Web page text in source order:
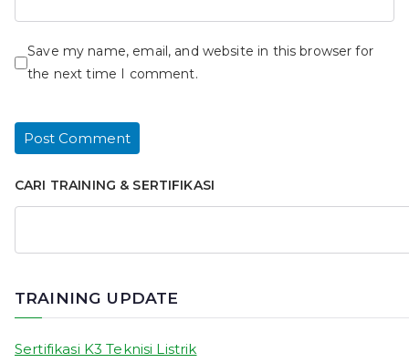
Save my name, email, and website in this browser for
the next time I comment.
CARI TRAINING & SERTIFIKASI
TRAINING UPDATE
Sertifikasi K3 Teknisi Listrik